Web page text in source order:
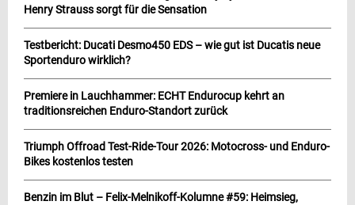
Henry Strauss sorgt für die Sensation
Testbericht: Ducati Desmo450 EDS – wie gut ist Ducatis neue
Sportenduro wirklich?
Premiere in Lauchhammer: ECHT Endurocup kehrt an
traditionsreichen Enduro-Standort zurück
Triumph Offroad Test-Ride-Tour 2026: Motocross- und Enduro-
Bikes kostenlos testen
Benzin im Blut – Felix-Melnikoff-Kolumne #59: Heimsieg,